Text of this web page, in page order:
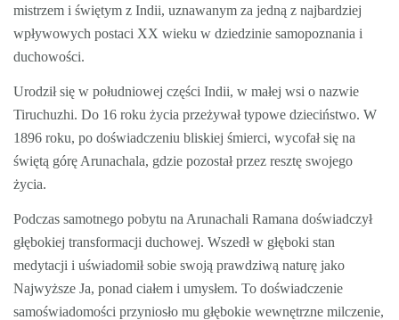
mistrzem i świętym z Indii, uznawanym za jedną z najbardziej
wpływowych postaci XX wieku w dziedzinie samopoznania i
duchowości.
Urodził się w południowej części Indii, w małej wsi o nazwie
Tiruchuzhi. Do 16 roku życia przeżywał typowe dzieciństwo. W
1896 roku, po doświadczeniu bliskiej śmierci, wycofał się na
świętą górę Arunachala, gdzie pozostał przez resztę swojego
życia.
Podczas samotnego pobytu na Arunachali Ramana doświadczył
głębokiej transformacji duchowej. Wszedł w głęboki stan
medytacji i uświadomił sobie swoją prawdziwą naturę jako
Najwyższe Ja, ponad ciałem i umysłem. To doświadczenie
samoświadomości przyniosło mu głębokie wewnętrzne milczenie,